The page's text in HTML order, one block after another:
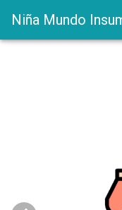
Niña Mundo